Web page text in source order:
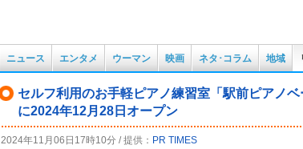
ニュース エンタメ ウーマン 映画 ネタ･コラム 地域
セルフ利用のお手軽ピアノ練習室「駅前ピアノ
に2024年12月28日オープン
2024年11月06日17時10分 / 提供： PR TIMES